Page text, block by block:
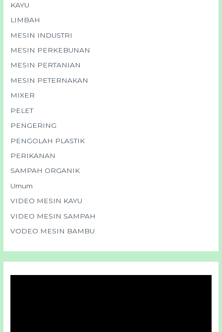
KAYU
LIMBAH
MESIN INDUSTRI
MESIN PERKEBUNAN
MESIN PERTANIAN
MESIN PETERNAKAN
MIXER
PELET
PENGERING
PENGOLAH PLASTIK
PERIKANAN
SAMPAH ORGANIK
Umum
VIDEO MESIN KAYU
VIDEO MESIN SAMPAH
VODEO MESIN BAMBU